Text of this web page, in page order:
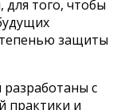
того, чтобы
защиты
разработаны с
практики и